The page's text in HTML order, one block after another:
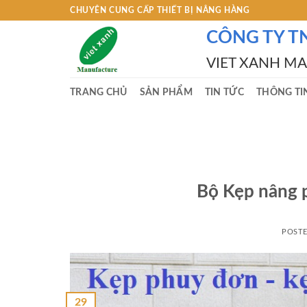
CHUYÊN CUNG CẤP THIẾT BỊ NÂNG HÀNG
CÔNG TY
VIET XANH
TRANG CHỦ SẢN PHẨM TIN TỨC THÔNG
Bộ Kẹp
29